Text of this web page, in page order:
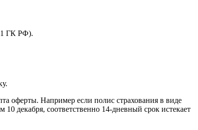
ГК РФ).
оферты. Например если полис страхования в виде
декабря, соответственно 14-дневный срок истекает